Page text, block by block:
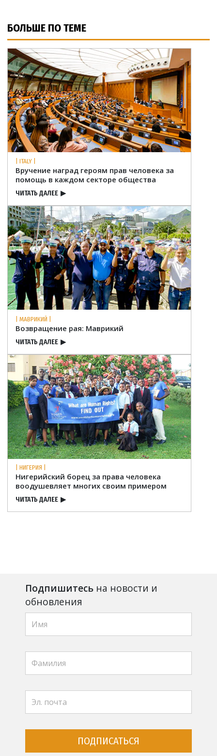
БОЛЬШЕ ПО ТЕМЕ
| ITALY |
Вручение наград героям прав человека за
помощь в каждом секторе общества
ЧИТАТЬ ДАЛЕЕ ▶
| МАВРИКИЙ |
Возвращение рая: Маврикий
ЧИТАТЬ ДАЛЕЕ ▶
| НИГЕРИЯ |
Нигерийский борец за права человека
воодушевляет многих своим примером
ЧИТАТЬ ДАЛЕЕ ▶
Подпишитесь на новости и
обновления
ПОДПИСАТЬСЯ